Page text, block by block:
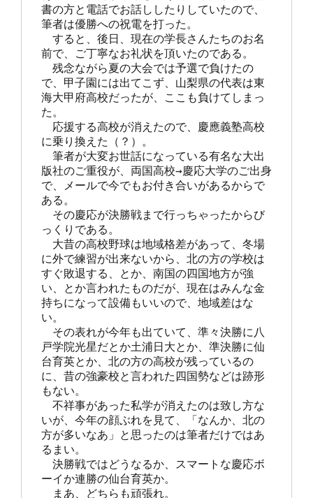
書の方と電話でお話ししたりしていたので、
筆者は優勝への祝電を打った。
すると、後日、現在の学長さんたちのお名
前で、ご丁寧なお礼状を頂いたのである。
残念ながら夏の大会では予選で負けたの
で、甲子園には出てこず、山梨県の代表は東
海大甲府高校だったが、ここも負けてしまっ
た。
応援する高校が消えたので、慶應義塾高校
に乗り換えた（？）。
筆者が大変お世話になっている有名な大出
版社のご重役が、両国高校→慶応大学のご出身
で、メールで今でもお付き合いがあるからで
ある。
その慶応が決勝戦まで行っちゃったからび
っくりである。
大昔の高校野球は地域格差があって、冬場
に外で練習が出来ないから、北の方の学校は
すぐ敗退する、とか、南国の四国地方が強
い、とか言われたものだが、現在はみんな金
持ちになって設備もいいので、地域差はな
い。
その表れが今年も出ていて、準々決勝に八
戸学院光星だとか土浦日大とか、準決勝に仙
台育英とか、北の方の高校が残っているの
に、昔の強豪校と言われた四国勢などは跡形
もない。
不祥事があった私学が消えたのは致し方な
いが、今年の顔ぶれを見て、「なんか、北の
方が多いなあ」と思ったのは筆者だけではあ
るまい。
決勝戦ではどうなるか、スマートな慶応ボ
ーイか連勝の仙台育英か。
まあ、どちらも頑張れ。